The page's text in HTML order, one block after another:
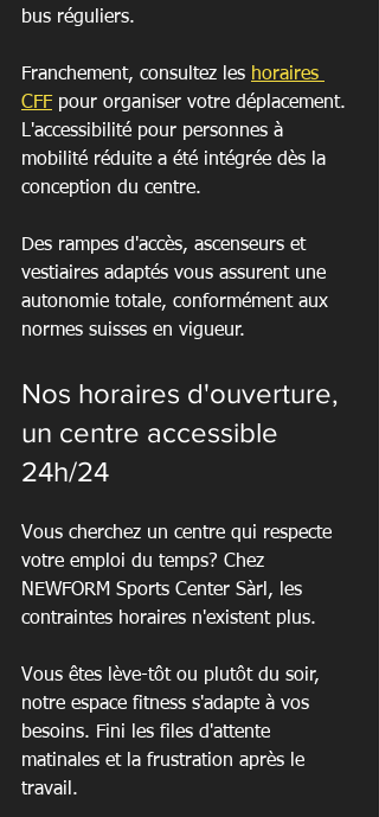
bus réguliers.
Franchement, consultez les horaires
CFF pour organiser votre déplacement.
L'accessibilité pour personnes à
mobilité réduite a été intégrée dès la
conception du centre.
Des rampes d'accès, ascenseurs et
vestiaires adaptés vous assurent une
autonomie totale, conformément aux
normes suisses en vigueur.
Nos horaires d'ouverture,
un centre accessible
24h/24
Vous cherchez un centre qui respecte
votre emploi du temps? Chez
NEWFORM Sports Center Sàrl, les
contraintes horaires n'existent plus.
Vous êtes lève-tôt ou plutôt du soir,
notre espace fitness s'adapte à vos
besoins. Fini les files d'attente
matinales et la frustration après le
travail.